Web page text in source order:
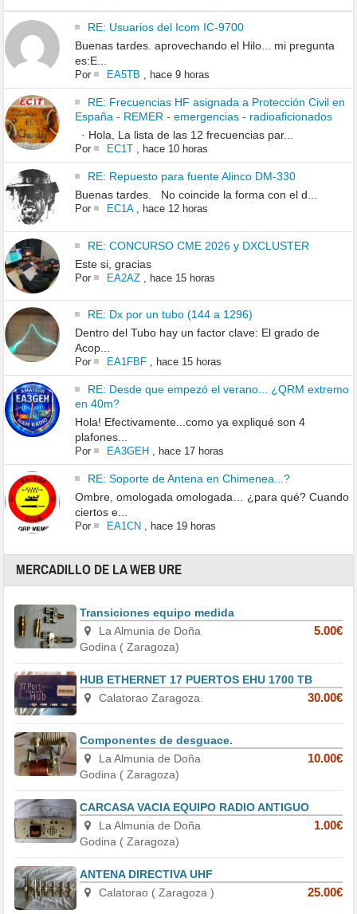
RE: Usuarios del Icom IC-9700
Buenas tardes. aprovechando el Hilo... mi pregunta
es:E...
Por EA5TB hace 9 horas
RE: Frecuencias HF asignada a Protección Civil en
España - REMER - emergencias - radioaficionados
· Hola, La lista de las 12 frecuencias par...
Por EC1T, hace 10 horas
RE: Repuesto para fuente Alinco DM-330
Buenas tardes. No coincide la forma con el d...
Por EC1A, hace 12 horas
RE: CONCURSO CME 2026 y DXCLUSTER
Este si, gracias
Por EA2AZ, hace 15 horas
RE: Dx por un tubo (144 a 1296)
Dentro del Tubo hay un factor clave: El grado de
Acop...
Por EA1FBF, hace 15 horas
RE: Desde que empezó el verano... ¿QRM extremo
en 40m?
Hola! Efectivamente...como ya expliqué son 4
plafones...
Por EA3GEH , hace 17 horas
RE: Soporte de Antena en Chimenea...?
Ombre, omologada omologada… ¿para qué? Cuando
ciertos e...
Por EA1CN , hace 19 horas
MERCADILLO DE LA WEB URE
Transiciones equipo medida
La Almunia de Doña
Godina ( Zaragoza)
5.00€
HUB ETHERNET 17 PUERTOS EHU 1700 TB
Calatorao Zaragoza.
30.00€
Componentes de desguace.
La Almunia de Doña
Godina ( Zaragoza)
10.00€
CARCASA VACIA EQUIPO RADIO ANTIGUO
La Almunia de Doña
Godina ( Zaragoza)
1.00€
ANTENA DIRECTIVA UHF
Calatorao ( Zaragoza )
25.00€